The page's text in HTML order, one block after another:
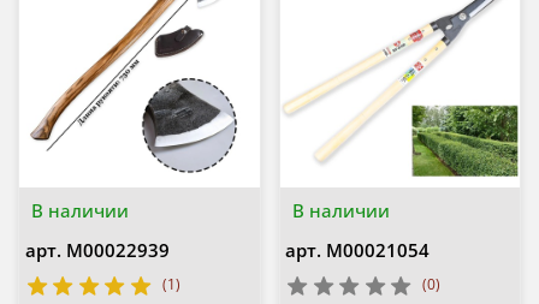
В наличии
арт. М00022939
(1)
В наличии
арт. М00021054
(0)